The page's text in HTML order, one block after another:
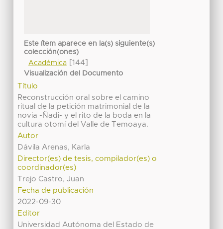
Este ítem aparece en la(s) siguiente(s)
colección(ones)
Académica[144]
Visualización del Documento
Título
Reconstrucción oral sobre el camino
ritual de la petición matrimonial de la
novia -Ñadi- y el rito de la boda en la
cultura otomí del Valle de Temoaya.
Autor
Dávila Arenas, Karla
Director(es) de tesis, compilador(es) o
coordinador(es)
Trejo Castro, Juan
Fecha de publicación
2022-09-30
Editor
Universidad Autónoma del Estado de